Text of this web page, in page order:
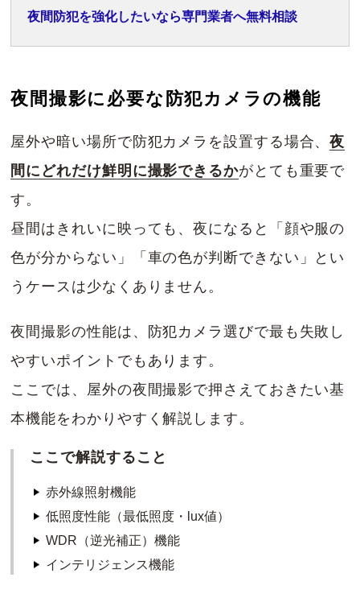
夜間防犯を強化したいなら専門業者へ無料相談
夜間撮影に必要な 防犯カメラの機能
屋外や暗い場所で防犯カメラを設置する場合、夜
間にどれだけ鮮明に撮影できるかがとても重要で
す。
昼間はきれいに映っても、夜になると「顔や服の
色が分からない」「車の色が判断できない」とい
うケースは少なくありません。
夜間撮影の性能は、防犯カメラ選びで最も失敗し
やすいポイントでもあります。
ここでは、屋外の夜間撮影で押さえておきたい基
本機能をわかりやすく解説します。
ここで解説すること
赤外線照射機能
低照度性能（最低照度・lux値）
WDR（逆光補正）機能
インテリジェンス機能